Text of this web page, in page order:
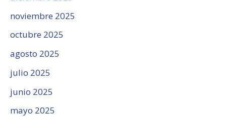
noviembre 2025
octubre 2025
agosto 2025
julio 2025
junio 2025
mayo 2025